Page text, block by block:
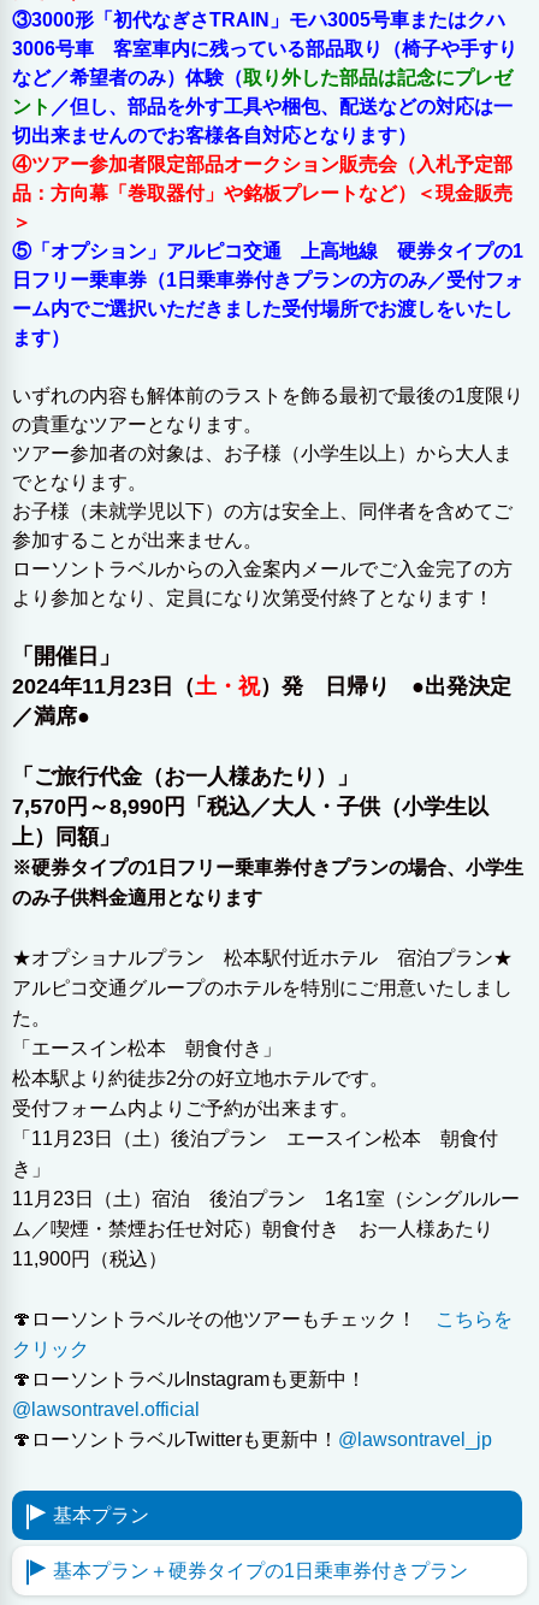
③3000形「初代なぎさTRAIN」モハ3005号車またはクハ
3006号車 客室車内に残っている部品取り（椅子や手すり
など／希望者のみ）体験（取り外した部品は記念にプレゼ
ント ／但し、部品を外す工具や梱包、配送などの対応は一
切出来ませんのでお客様各自対応となります）
④ツアー参加者限定部品オークション販売会（入札予定部
品：方向幕「巻取器付」や銘板プレートなど）＜現金販売
＞
⑤「オプション」アルピコ交通 上高地線 硬券タイプの1
日フリー乗車券（1日乗車券付きプランの方のみ／受付フォ
ーム内でご選択いただきました受付場所でお渡しをいたし
ます）
いずれの内容も解体前のラストを飾る最初で最後の1度限り
の貴重なツアーとなります。
ツアー参加者の対象は、お子様（小学生以上）から大人ま
でとなります。
お子様（未就学児以下）の方は安全上、同伴者を含めてご
参加することが出来ません。
ローソントラベルからの入金案内メールでご入金完了の方
より参加となり、定員になり次第受付終了となります！
「開催日」
2024年11月23日（土・祝）発 日帰り ●出発決定
／満席●
「ご旅行代金（お一人様あたり）」
7,570円～8,990円「税込／大人・子供（小学生以
上）同額」
※硬券タイプの1日フリー乗車券付きプランの場合、小学生
のみ子供料金適用となります
★オプショナルプラン 松本駅付近ホテル 宿泊プラン★
アルピコ交通グループのホテルを特別にご用意いたしまし
た。
「エースイン松本 朝食付き」
松本駅より約徒歩2分の好立地ホテルです。
受付フォーム内よりご予約が出来ます。
「11月23日（土）後泊プラン エースイン松本 朝食付
き」
11月23日（土）宿泊 後泊プラン 1名1室（シングルルー
ム／喫煙・禁煙お任せ対応）朝食付き お一人様あたり
11,900円（税込）
🍄ローソントラベルその他ツアーもチェック！
こちらを
クリック
🍄ローソントラベルInstagramも更新中！
@lawsontravel.official
🍄ローソントラベルTwitterも更新中！ @lawsontravel_jp
基本プラン
基本プラン＋硬券タイプの1日乗車券付きプラン